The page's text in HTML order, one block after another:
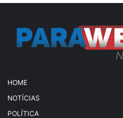
HOME
NOTÍCIAS
POLÍTICA